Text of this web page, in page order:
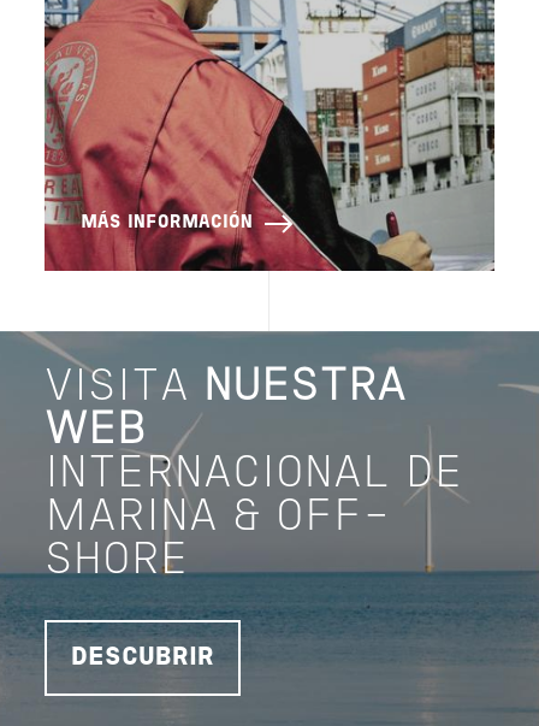
MÁS INFORMACIÓN
VISITA
NUESTRA
WEB
INTERNACIONAL DE
MARINA & OFF-
SHORE
DESCUBRIR